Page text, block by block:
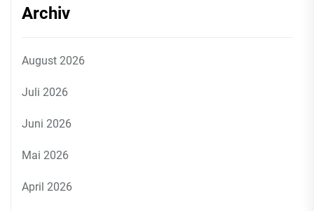
Archiv
August 2026
Juli 2026
Juni 2026
Mai 2026
April 2026